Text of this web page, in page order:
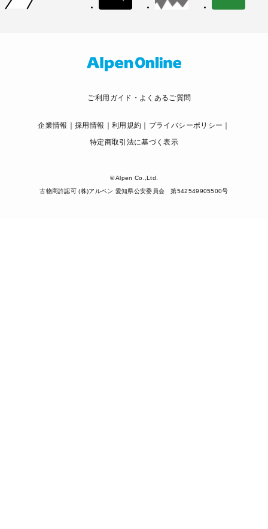
ご利用ガイド・よくあるご質問
企業情報 採用情報 利用規約
プライバシーポリシー
特定商取引法に基づく表示
© Alpen Co.,Ltd.
古物商許認可 (株)アルペン 愛知県公安委員会 第542549905500号